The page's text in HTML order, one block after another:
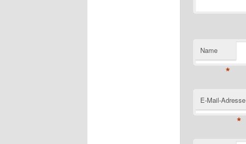
Name
*
E-Mail-Adresse
*